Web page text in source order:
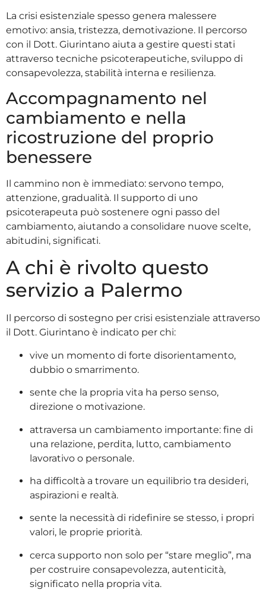
La crisi esistenziale spesso genera malessere
emotivo: ansia, tristezza, demotivazione. Il percorso
con il Dott. Giurintano aiuta a gestire questi stati
attraverso tecniche psicoterapeutiche, sviluppo di
consapevolezza, stabilità interna e resilienza.
Accompagnamento nel
cambiamento e nella
ricostruzione del proprio
benessere
Il cammino non è immediato: servono tempo,
attenzione, gradualità. Il supporto di uno
psicoterapeuta può sostenere ogni passo del
cambiamento, aiutando a consolidare nuove scelte,
abitudini, significati.
A chi è rivolto questo
servizio a Palermo
Il percorso di sostegno per crisi esistenziale attraverso
il Dott. Giurintano è indicato per chi:
vive un momento di forte disorientamento,
dubbio o smarrimento.
sente che la propria vita ha perso senso,
direzione o motivazione.
attraversa un cambiamento importante: fine di
una relazione, perdita, lutto, cambiamento
lavorativo o personale.
ha difficoltà a trovare un equilibrio tra desideri,
aspirazioni e realtà.
sente la necessità di ridefinire se stesso, i propri
valori, le proprie priorità.
cerca supporto non solo per “stare meglio”, ma
per costruire consapevolezza, autenticità,
significato nella propria vita.